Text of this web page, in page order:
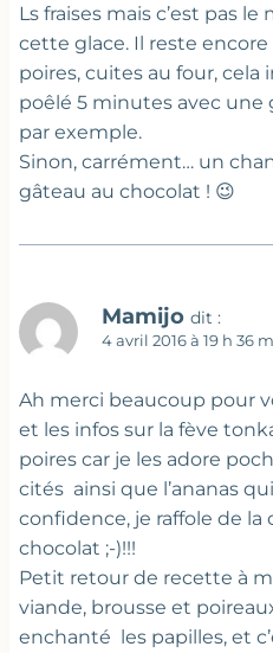
Ls fraises mais c’est pas
cette glace. Il reste
poires, cuites au four, cela
poêlé 5 minutes avec une
par exemple.
Sinon, carrément… un
gâteau au chocolat ! 😉
Mamijo dit :
4 avril 2016 à 19 h 36
Ah merci beaucoup pour
et les infos sur la fève
poires car je les adore
cités ainsi que l’ananas
confidence, je raffole de la
chocolat ;-)!!!
Petit retour de recette à
viande, brousse et
enchanté les papilles, et